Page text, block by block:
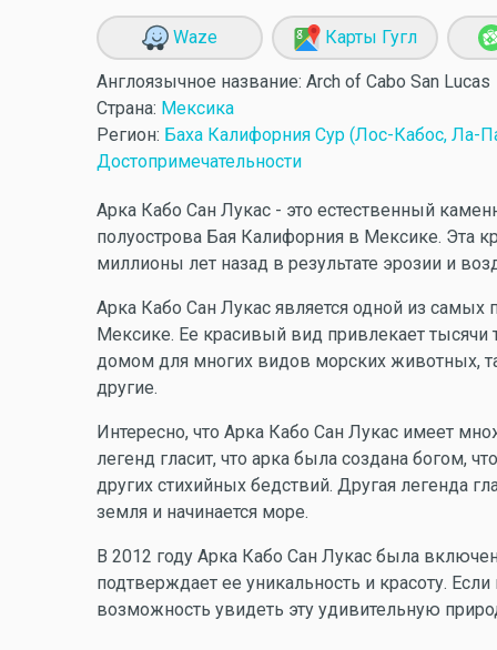
Waze Карты Гугл
Англоязычное название: Arch of Cabo San Lucas
Страна: Мексика
Регион: Баха Калифорния Сур (Лос-Кабос, Ла-
Достопримечательности
Арка Кабо Сан Лукас - это естественный
полуострова Бая Калифорния в Мексике. Эта
миллионы лет назад в результате эрозии и
Арка Кабо Сан Лукас является одной из самых
Мексике. Ее красивый вид привлекает тысячи
домом для многих видов морских животных,
другие.
Интересно, что Арка Кабо Сан Лукас имеет
легенд гласит, что арка была создана богом,
других стихийных бедствий. Другая легенда
земля и начинается море.
В 2012 году Арка Кабо Сан Лукас была
подтверждает ее уникальность и красоту.
возможность увидеть эту удивительную